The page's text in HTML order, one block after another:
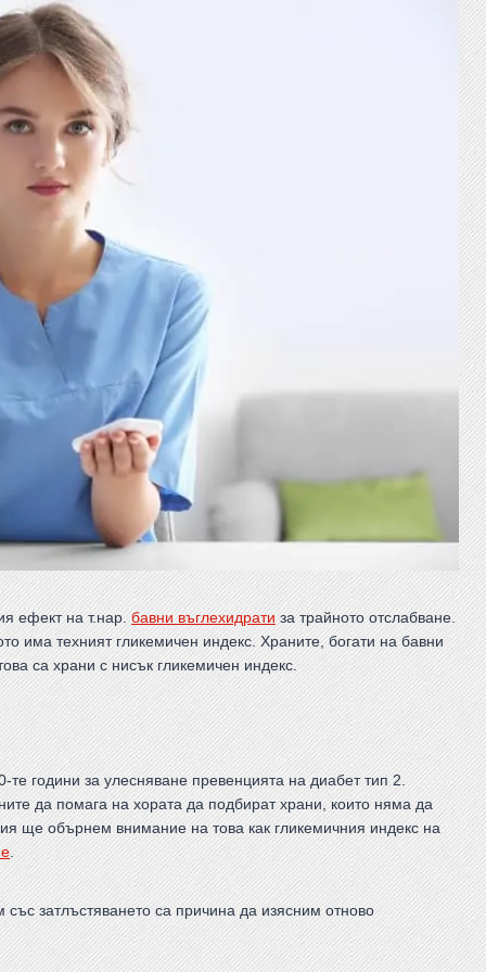
ефект на т.нар.бавни въглехидратиза трайното отслабване.
има техният гликемичен индекс. Храните, богати на бавни
са храни с нисък гликемичен индекс.
години за улесняване превенцията на диабет тип 2.
да помага на хората да подбират храни, които няма да
ще обърнем внимание на това как гликемичния индекс на
.
затлъстяването са причина да изясним отново